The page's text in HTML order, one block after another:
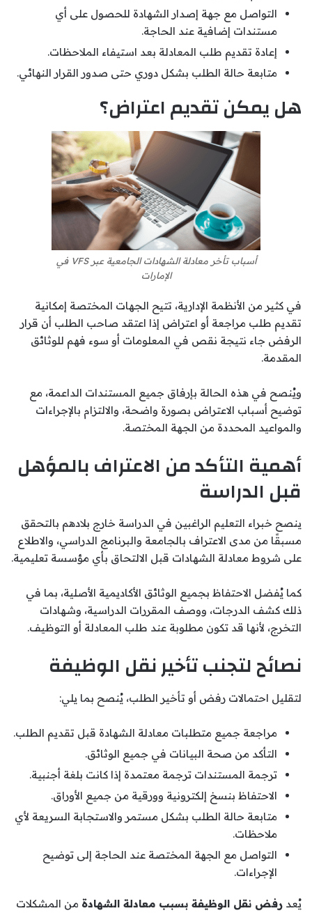
التواصل مع جهة إصدار الشهادة للحصول على أي
مستندات إضافية عند الحاجة.
إعادة تقديم طلب المعادلة بعد استيفاء الملاحظات.
متابعة حالة الطلب بشكل دوري حتى صدور القرار النهائي.
هل يمكن تقديم اعتراض؟
أسباب تأخر معادلة الشهادات الجامعية عبر VFS في
الإمارات
في كثير من الأنظمة الإدارية، تتيح الجهات المختصة إمكانية
تقديم طلب مراجعة أو اعتراض إذا اعتقد صاحب الطلب أن قرار
الرفض جاء نتيجة نقص في المعلومات أو سوء فهم للوثائق
المقدمة.
ويُنصح في هذه الحالة بإرفاق جميع المستندات الداعمة، مع
توضيح أسباب الاعتراض بصورة واضحة، والالتزام بالإجراءات
والمواعيد المحددة من الجهة المختصة.
أهمية التأكد من الاعتراف بالمؤهل
قبل الدراسة
ينصح خبراء التعليم الراغبين في الدراسة خارج بلادهم بالتحقق
مسبقًا من مدى الاعتراف بالجامعة والبرنامج الدراسي، والاطلاع
على شروط معادلة الشهادات قبل الالتحاق بأي مؤسسة تعليمية.
كما يُفضل الاحتفاظ بجميع الوثائق الأكاديمية الأصلية، بما في
ذلك كشف الدرجات، ووصف المقررات الدراسية، وشهادات
التخرج، لأنها قد تكون مطلوبة عند طلب المعادلة أو التوظيف.
نصائح لتجنب تأخير نقل الوظيفة
لتقليل احتمالات رفض أو تأخير الطلب، يُنصح بما يلي:
مراجعة جميع متطلبات معادلة الشهادة قبل تقديم الطلب.
التأكد من صحة البيانات في جميع الوثائق.
ترجمة المستندات ترجمة معتمدة إذا كانت بلغة أجنبية.
الاحتفاظ بنسخ إلكترونية وورقية من جميع الأوراق.
متابعة حالة الطلب بشكل مستمر والاستجابة السريعة لأي
ملاحظات.
التواصل مع الجهة المختصة عند الحاجة إلى توضيح
الإجراءات.
يُعد رفض نقل الوظيفة بسبب معادلة الشهادة من المشكلات